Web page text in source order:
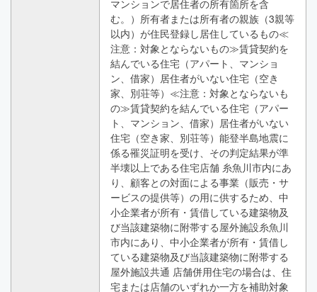
マンションで居住者の所有箇所を含
む。）所有者または所有者の親族（3親等
以内）が住民登録し居住しているもの≪
注意：対象とならないもの≫賃貸契約を
結んでいる住宅（アパート、マンショ
ン、借家）居住者がいない住宅（空き
家、別荘等）≪注意：対象とならないも
の≫賃貸契約を結んでいる住宅（アパー
ト、マンション、借家）居住者がいない
住宅（空き家、別荘等）能登半島地震に
係る罹災証明を受け、その判定結果が準
半壊以上である住宅店舗 糸魚川市内にあ
り、顧客との対面による事業（販売・サ
ービスの提供等）の用に供するため、中
小企業者が所有・賃借している建築物及
び当該建築物に附帯する屋外施設糸魚川
市内にあり、中小企業者が所有・賃借し
ている建築物及び当該建築物に附帯する
屋外施設共通 店舗併用住宅の場合は、住
宅または店舗のいずれか一方を補助対象